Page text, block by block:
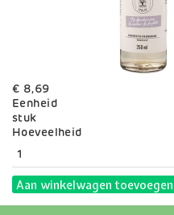
€ 8,69
Eenheid
stuk
Variaties
Hoeveelheid
Aan winkelwagen toevoegen